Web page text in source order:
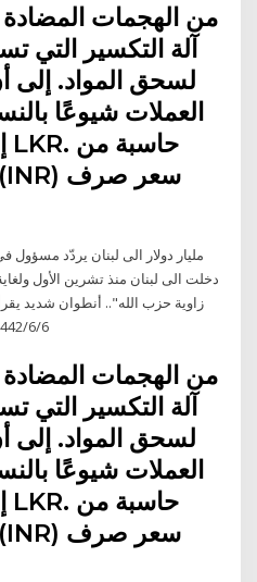
آلة التكسير التي
لسحق المواد. إلى
العملات شيوعًا
دخلت الى لبنان منذ تشرين الأول
6‏‏/6‏‏/1442 بعد الهجرة 9‏‏/5‏‏/1442 بعد الهجرة
آلة التكسير التي
لسحق المواد. إلى
العملات شيوعًا